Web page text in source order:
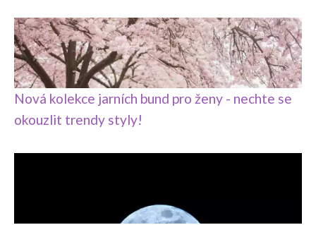
Nová kolekce jarních bund pro ženy - nechte se
okouzlit trendy styly!